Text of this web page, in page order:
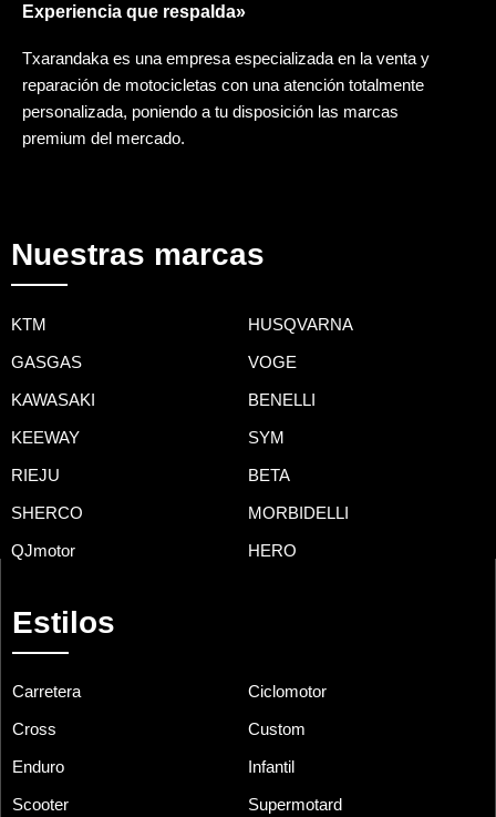
Experiencia que respalda»
Txarandaka es una empresa especializada en la venta y
reparación de motocicletas con una atención totalmente
personalizada, poniendo a tu disposición las marcas
premium del mercado.
Nuestras marcas
KTM HUSQVARNA
GASGAS VOGE
KAWASAKI BENELLI
KEEWAY SYM
RIEJU BETA
SHERCO MORBIDELLI
QJmotor HERO
Estilos
Carretera Ciclomotor
Cross Custom
Enduro Infantil
Scooter Supermotard